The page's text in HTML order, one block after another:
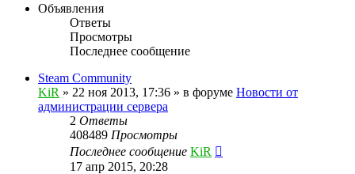
Объявления
Ответы
Просмотры
Последнее сообщение
Steam Community
KiR » 22 ноя 2013, 17:36 » в форуме Новости от
администрации сервера
2 Ответы
408489 Просмотры
Последнее сообщение KiR
17 апр 2015, 20:28